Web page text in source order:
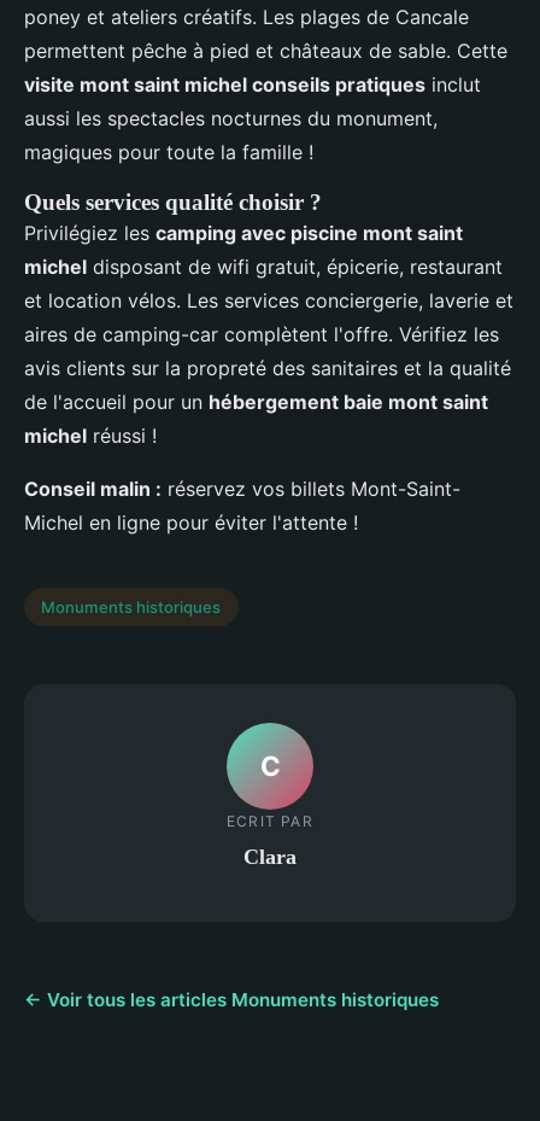
poney et ateliers créatifs. Les plages de Cancale
permettent pêche à pied et châteaux de sable. Cette
visite mont saint michel conseils pratiques inclut
aussi les spectacles nocturnes du monument,
magiques pour toute la famille !
Quels services qualité choisir ?
Privilégiez les camping avec piscine mont saint
michel disposant de wifi gratuit, épicerie, restaurant
et location vélos. Les services conciergerie, laverie et
aires de camping-car complètent l'offre. Vérifiez les
avis clients sur la propreté des sanitaires et la qualité
de l'accueil pour un hébergement baie mont saint
michel réussi !
Conseil malin : réservez vos billets Mont-Saint-
Michel en ligne pour éviter l'attente !
Monuments historiques
C
ECRIT PAR
Clara
← Voir tous les articles Monuments historiques